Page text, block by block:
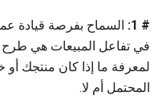
# 1:
السماح بفرصة قيادة
في تفاعل المبيعات هي طرح
لمعرفة ما إذا كان منتجك أو
المحتمل أم لا.